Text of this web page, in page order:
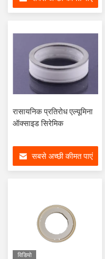
रासायनिक प्रतिरोध एल्यूमिना
ऑक्साइड सिरेमिक
सबसे अच्छी कीमत पाएं
विडियो